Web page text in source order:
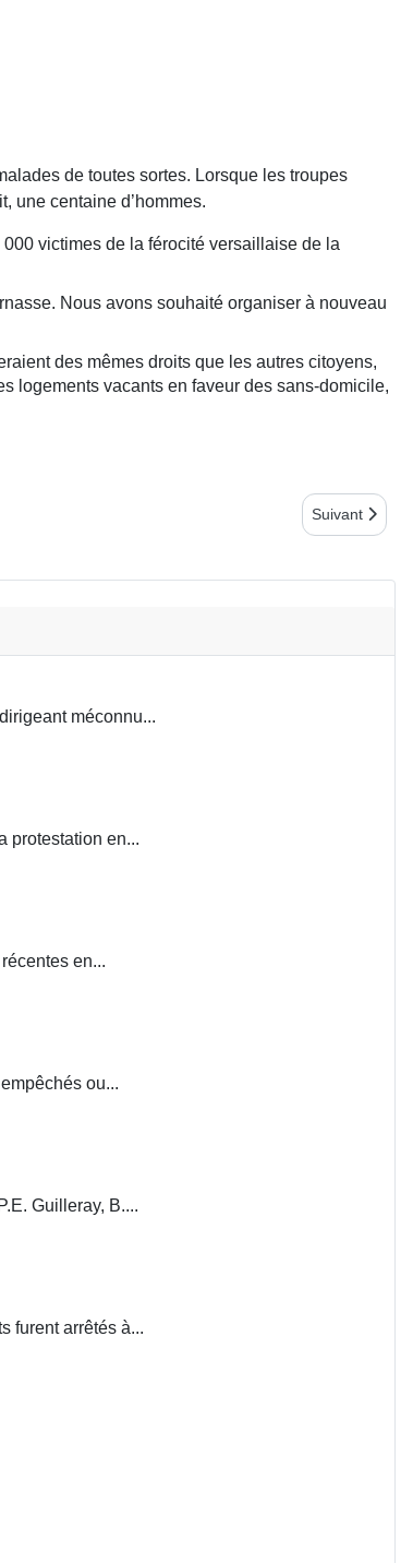
de toutes sortes. Lorsque les troupes
une centaine d’hommes.
victimes de la férocité versaillaise de la
Nous avons souhaité organiser à nouveau
des mêmes droits que les autres citoyens,
logements vacants en faveur des sans-domicile,
Article
Suivant
méconnu...
protestation en...
en...
ou...
Guilleray, B....
furent arrêtés à...